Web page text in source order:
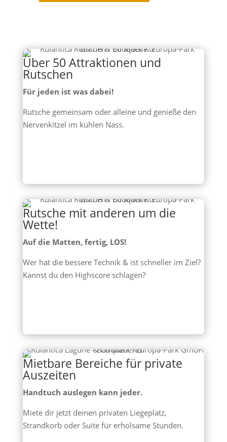
Über 50 Attraktionen und
Rutschen
Für jeden ist was dabei!
Rutsche gemeinsam oder alleine und genieße den
Nervenkitzel im kühlen Nass.
Rutsche mit anderen um die
Wette!
Auf die Matten, fertig, LOS!
Wer hat die bessere Technik & ist schneller im Ziel?
Kannst du den Highscore schlagen?
Mietbare Bereiche für private
Auszeiten
Handtuch auslegen kann jeder.
Miete dir jetzt deinen privaten Liegeplatz,
Strandkorb oder Suite für erholsame Stunden.